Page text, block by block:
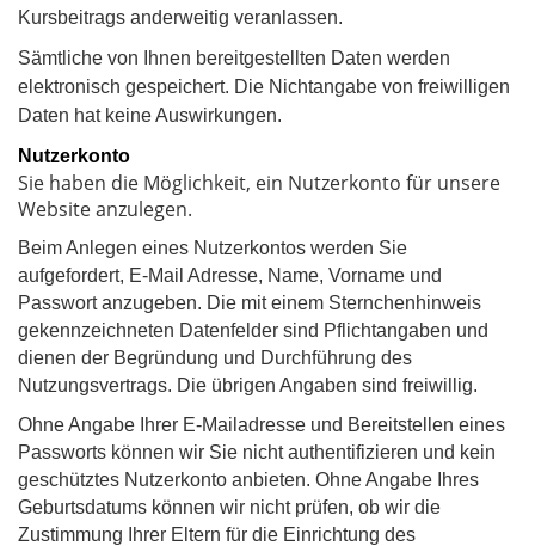
Kursbeitrags anderweitig veranlassen.
Sämtliche von Ihnen bereitgestellten Daten werden
elektronisch gespeichert. Die Nichtangabe von freiwilligen
Daten hat keine Auswirkungen.
Nutzerkonto
Sie haben die Möglichkeit, ein Nutzerkonto für unsere
Website anzulegen.
Beim Anlegen eines Nutzerkontos werden Sie
aufgefordert, E-Mail Adresse, Name, Vorname und
Passwort anzugeben. Die mit einem Sternchenhinweis
gekennzeichneten Datenfelder sind Pflichtangaben und
dienen der Begründung und Durchführung des
Nutzungsvertrags. Die übrigen Angaben sind freiwillig.
Ohne Angabe Ihrer E-Mailadresse und Bereitstellen eines
Passworts können wir Sie nicht authentifizieren und kein
geschütztes Nutzerkonto anbieten. Ohne Angabe Ihres
Geburtsdatums können wir nicht prüfen, ob wir die
Zustimmung Ihrer Eltern für die Einrichtung des